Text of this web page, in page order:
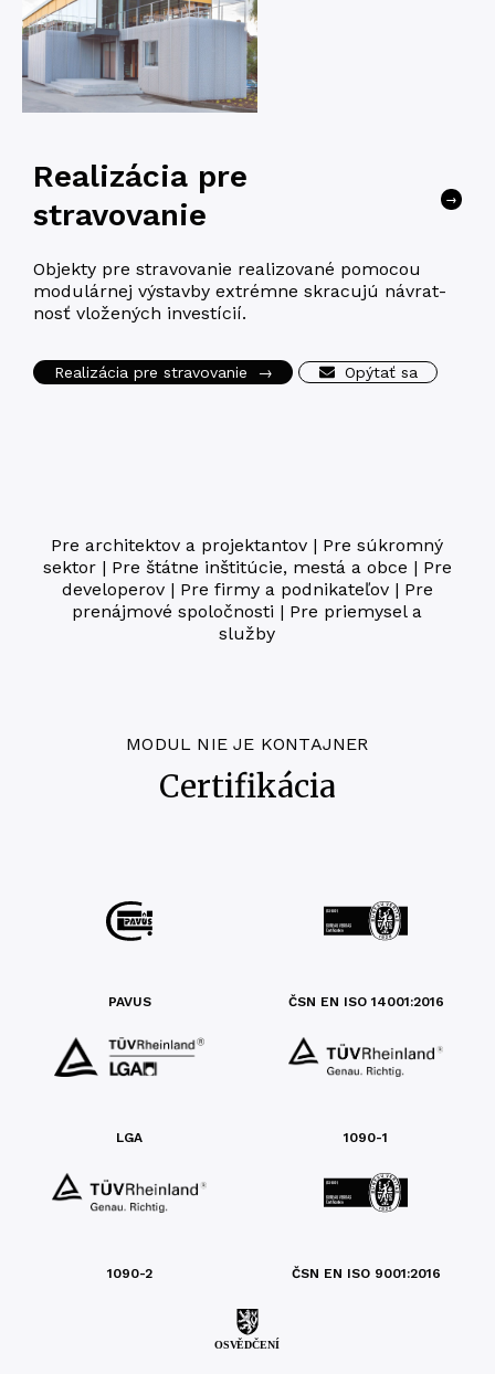
Realizácia pre
stravovanie
→
Objek­ty pre stra­vo­va­nie realizova­né pomo­cou
modu­lár­nej výstav­by extrém­ne skra­cu­jú návrat­
nosť vlo­že­ných investícií.
Realizácia pre stravovanie → Opýtať sa
Pre architektov a projektantov | Pre súkromný
sektor| Pre štátne inštitúcie, mestá a obce | Pre
developerov| Pre firmy a podnikateľov| Pre
prenájmové spoločnosti | Pre priemysel a
služby
MODUL NIE JE KONTAJNER
Certifikácia
PAVUS ČSN EN ISO 14001:2016
LGA 1090-1
1090-2 ČSN EN ISO 9001:2016